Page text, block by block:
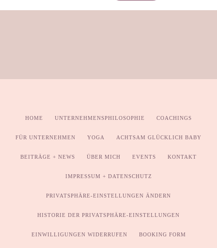
for:
HOME UNTERNEHMENSPHILOSOPHIE COACHINGS
FÜR UNTERNEHMEN YOGA ACHTSAM GLÜCKLICH BABY
BEITRÄGE + NEWS ÜBER MICH EVENTS KONTAKT
IMPRESSUM + DATENSCHUTZ
PRIVATSPHÄRE-EINSTELLUNGEN ÄNDERN
HISTORIE DER PRIVATSPHÄRE-EINSTELLUNGEN
EINWILLIGUNGEN WIDERRUFEN BOOKING FORM